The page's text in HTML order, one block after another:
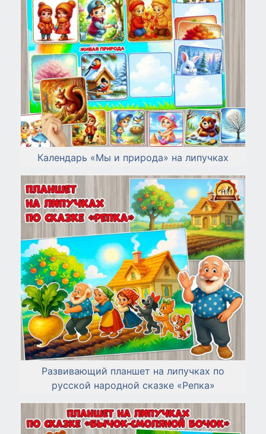
Календарь «Мы и природа» на липучках
Развивающий планшет на липучках по
русской народной сказке «Репка»